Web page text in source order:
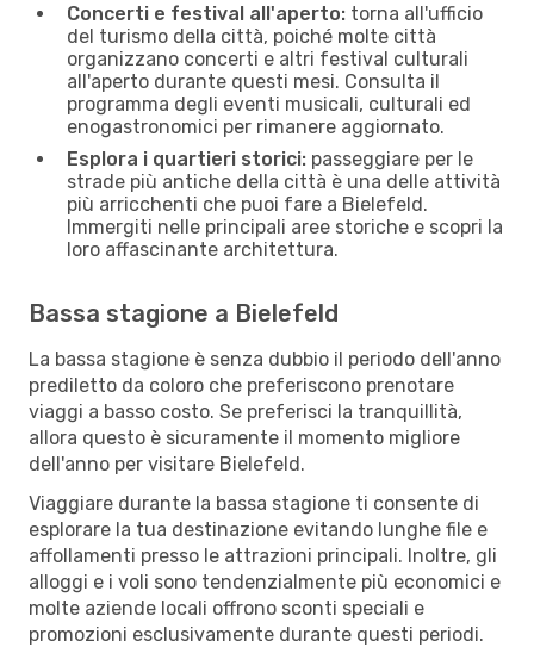
Concerti e festival all'aperto: torna all'ufficio
del turismo della città, poiché molte città
organizzano concerti e altri festival culturali
all'aperto durante questi mesi. Consulta il
programma degli eventi musicali, culturali ed
enogastronomici per rimanere aggiornato.
Esplora i quartieri storici: passeggiare per le
strade più antiche della città è una delle attività
più arricchenti che puoi fare a Bielefeld.
Immergiti nelle principali aree storiche e scopri la
loro affascinante architettura.
Bassa stagione a Bielefeld
La bassa stagione è senza dubbio il periodo dell'anno
prediletto da coloro che preferiscono prenotare
viaggi a basso costo. Se preferisci la tranquillità,
allora questo è sicuramente il momento migliore
dell'anno per visitare Bielefeld.
Viaggiare durante la bassa stagione ti consente di
esplorare la tua destinazione evitando lunghe file e
affollamenti presso le attrazioni principali. Inoltre, gli
alloggi e i voli sono tendenzialmente più economici e
molte aziende locali offrono sconti speciali e
promozioni esclusivamente durante questi periodi.